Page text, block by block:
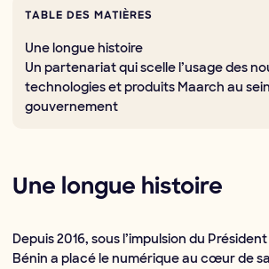
TABLE DES MATIÈRES
Une longue histoire
Un partenariat qui scelle l’usage des
technologies et produits Maarch au
gouvernement
Une longue histoire
Depuis 2016, sous l’impulsion du
Bénin a placé le numérique au cœur de